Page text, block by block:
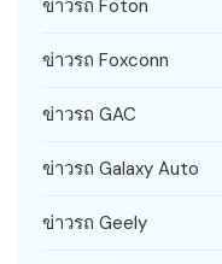
ข่าวรถ Foton
ข่าวรถ Foxconn
ข่าวรถ GAC
ข่าวรถ Galaxy Auto
ข่าวรถ Geely